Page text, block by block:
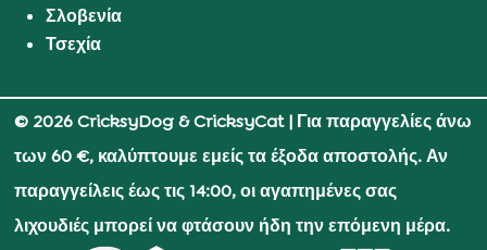
Σλοβενία
Τσεχία
© 2026 CricksyDog & CricksyCat| Για παραγγελίες άνω
των 60 €, καλύπτουμε εμείς τα έξοδα αποστολής. Αν
παραγγείλεις έως τις 14:00, οι αγαπημένες σας
λιχουδιές μπορεί να φτάσουν ήδη την επόμενη μέρα.